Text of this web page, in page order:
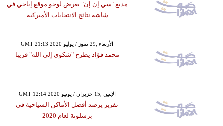
مذيع "سي إن إن" يعرض لوجو موقع إباحي في
شاشة نتائج الانتخابات الأميركية
GMT 21:13 2020 الأربعاء ,29 تموز / يوليو
محمد فؤاد يطرح "شكوى إلى الله" قريبا
GMT 12:14 2020 الإثنين ,15 حزيران / يونيو
تقرير يرصد أفضل الأماكن السياحية في
برشلونة لعام 2020